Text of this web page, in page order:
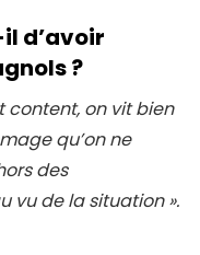
d’avoir
?
content, on vit bien
qu’on ne
des
vu de la situation ».